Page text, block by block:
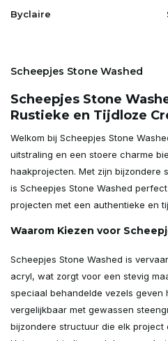
Byclaire
Scheepjes Stone Washed
Scheepjes Stone
Rustieke en Tijdloze
Welkom bij Scheepjes Stone
uitstraling en een stoere charme
haakprojecten. Met zijn bijzondere
is Scheepjes Stone Washed
projecten met een authentieke en
Waarom Kiezen voor
Scheepjes Stone Washed is
acryl, wat zorgt voor een stevig
speciaal behandelde vezels geven
vergelijkbaar met gewassen
bijzondere structuur die elk project